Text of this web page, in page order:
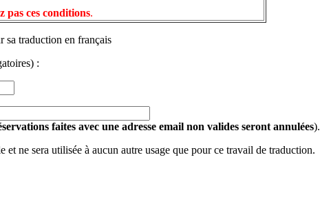
pas ces conditions.
sa traduction en français
:
faites avec une adresse email non valides seront annulées).
ne sera utilisée à aucun autre usage que pour ce travail de traduction.